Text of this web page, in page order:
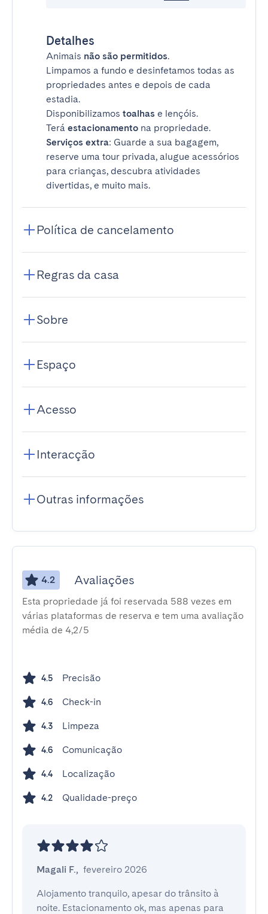
Detalhes
Animais não são permitidos.
Limpamos a fundo e desinfetamos todas as
propriedades antes e depois de cada
estadia.
Disponibilizamos toalhas e lençóis.
Terá estacionamento na propriedade.
Serviços extra: Guarde a sua bagagem,
reserve uma tour privada, alugue acessórios
para crianças, descubra atividades
divertidas, e muito mais.
Política de cancelamento
Regras da casa
Sobre
Espaço
Acesso
Interacção
Outras informações
4.2 Avaliações
Esta propriedade já foi reservada 588 vezes em
várias plataformas de reserva e tem uma avaliação
média de 4,2/5
4.5 Precisão
4.6 Check-in
4.3 Limpeza
4.6 Comunicação
4.4 Localização
4.2 Qualidade-preço
Magali F., fevereiro 2026
Alojamento tranquilo, apesar do trânsito à
noite. Estacionamento ok, mas apenas para